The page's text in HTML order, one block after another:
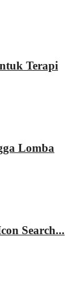
Terapi
Lomba
Search...